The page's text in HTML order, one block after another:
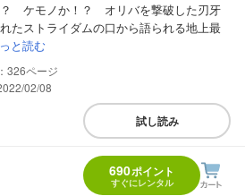
？ ケモノか！？ オリバを撃破した刃牙
たストライダムの口から語られる地上最
と読む
326
02/08
試し読み
690ポイント
すぐにレンタル